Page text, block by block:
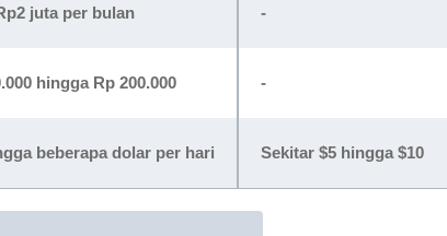
juta per bulan -
hingga Rp 200.000 -
beberapa dolar per hari Sekitar $5 hingga $10